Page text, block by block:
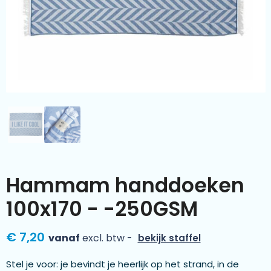
Kleding & textiel
Meer categorieën
Zomer
Hammam handdoeken
100x170 - -250GSM
€ 7,20 vanaf excl. btw - bekijk staffel
Stel je voor: je bevindt je heerlijk op het strand, in de